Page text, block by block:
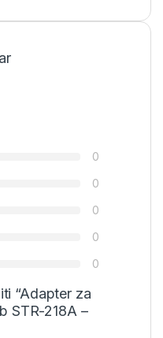
0
0
0
0
0
“Adapter za
STR-218А –